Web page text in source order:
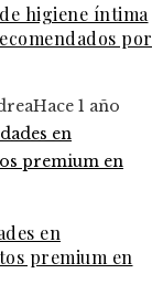
higiene íntima
por
Hace 1 año
en
premium en